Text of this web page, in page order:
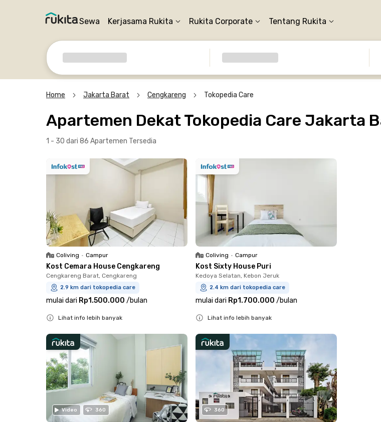
Sewa Kerjasama Rukita Rukita Corporate Tentang Rukita
Home Jakarta Barat Cengkareng Tokopedia Care
Apartemen Dekat Tokopedia Care Jakarta
1 - 30 dari 86 Apartemen Tersedia
Coliving • Campur
Kost Cemara House Cengkareng
Cengkareng Barat, Cengkareng
2.9 km dari tokopedia care
mulai dari Rp1.500.000 /bulan
Lihat info lebih banyak
Coliving • Campur
Kost Sixty House Puri
Kedoya Selatan, Kebon Jeruk
2.4 km dari tokopedia care
mulai dari Rp1.700.000 /bulan
Lihat info lebih banyak
Video 360 360